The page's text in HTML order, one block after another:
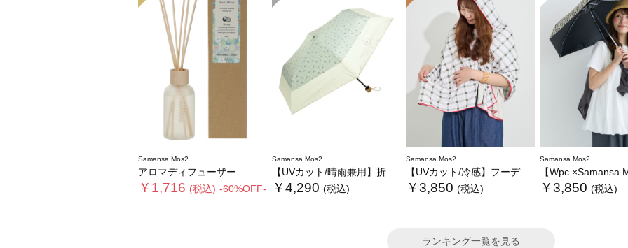
Samansa Mos2
アロマディフューザー
￥1,716 (税込) -60%OFF-
Samansa Mos2
【UVカット/晴雨兼用】折り畳み傘
￥4,290 (税込)
Samansa Mos2
【UVカット/冷感】フーディータオル
￥3,850 (税込)
Samansa Mos2
【Wpc.×Samansa Mos2】コン
￥3,850 (税込)
ランキング一覧を見る